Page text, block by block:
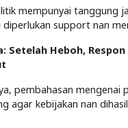
mempunyai tanggung
diperlukan support nan
Setelah Heboh,
pembahasan mengenai
agar kebijakan nan